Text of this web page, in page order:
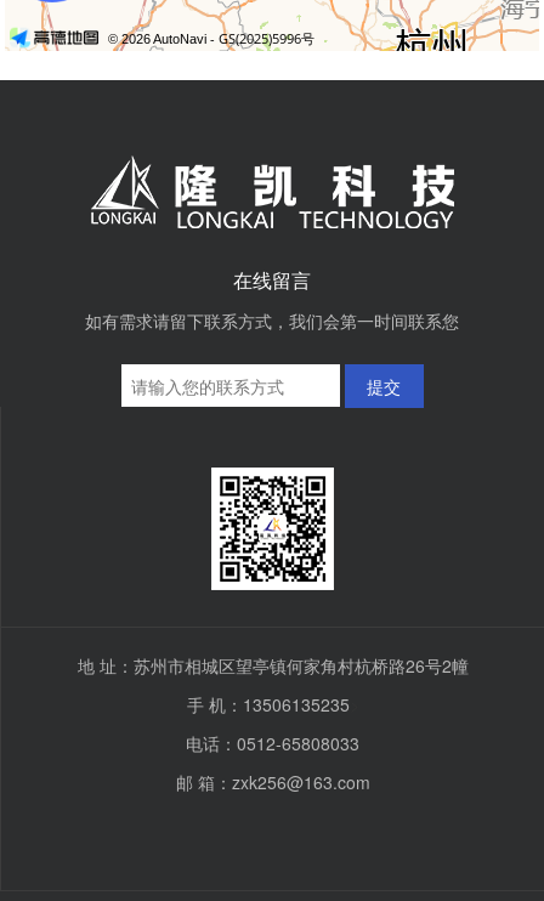
在线留言
如有需求请留下联系方式，我们会第一时间联系您
提交
地 址：苏州市相城区望亭镇何家角村杭桥路26号2幢
手 机：13506135235
电话：0512-65808033
邮 箱：zxk256@163.com